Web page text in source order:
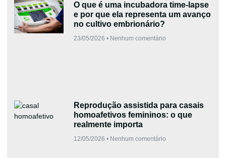
O que é uma incubadora time-lapse
e por que ela representa um avanço
no cultivo embrionário?
23/05/2026 Nenhum comentário
Reprodução assistida para casais
homoafetivos femininos: o que
realmente importa
12/05/2026 Nenhum comentário